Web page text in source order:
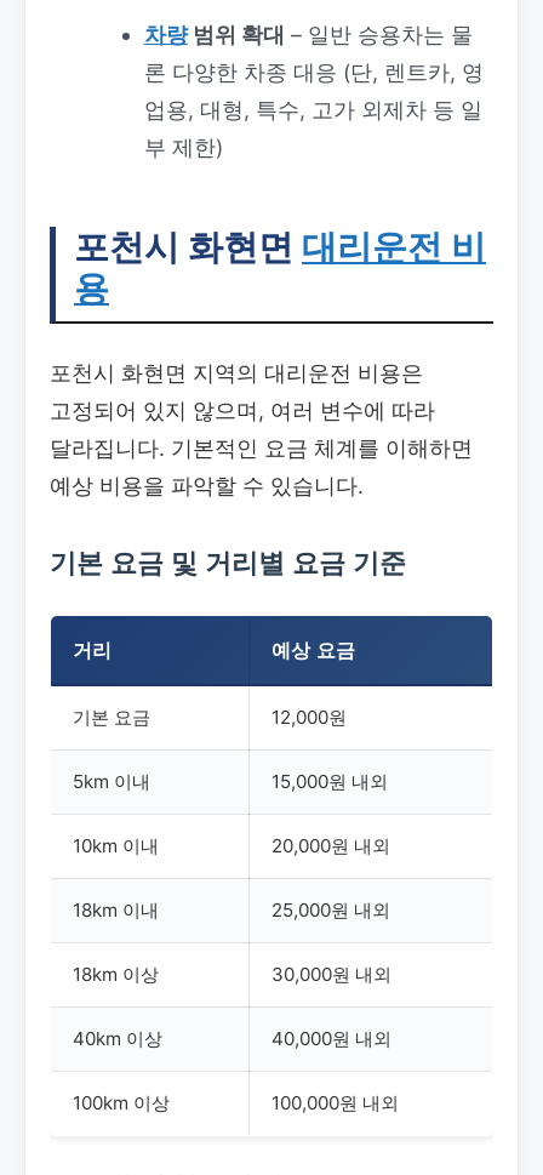
차량범위 확대 – 일반 승용차는 물
론 다양한 차종 대응 (단, 렌트카, 영
업용, 대형, 특수, 고가 외제차 등 일
부 제한)
포천시 화현면 대리운전 비
용
포천시 화현면 지역의 대리운전 비용은
고정되어 있지 않으며, 여러 변수에 따라
달라집니다. 기본적인 요금 체계를 이해하면
예상 비용을 파악할 수 있습니다.
기본 요금 및 거리별 요금 기준
거리 예상 요금
기본 요금 12,000원
5km 이내 15,000원 내외
10km 이내 20,000원 내외
18km 이내 25,000원 내외
18km 이상 30,000원 내외
40km 이상 40,000원 내외
100km 이상 100,000원 내외